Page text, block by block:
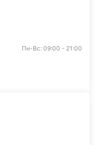
Пн-Вс: 09:00 - 21:00